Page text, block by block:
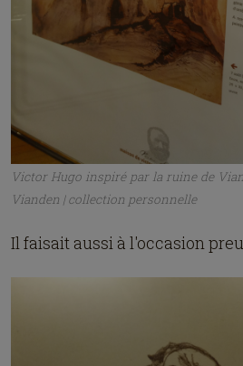
, photographiés par Arthur
Vianden | collection personnelle
Ce que je rapporte ici n'est
de toute l'exposition, qui
pour quelqu'un comme
textes mot à mot, il faudrait
lire et pour tout voir 😯.
existe pour en conserver
contentée d'en repiquer
petite ville deVianden,
Crédit image : Toutes les photos